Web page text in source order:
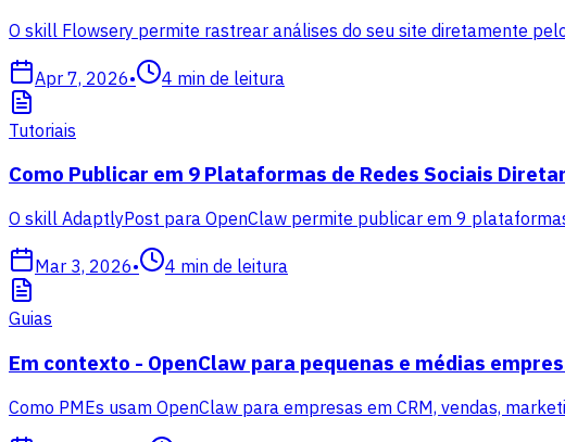
O skill Flowsery permite rastrear análises do seu site diretamente
Apr 7, 2026• 4 min de leitura
Tutoriais
Como Publicar em 9 Plataformas de Redes Sociais
O skill AdaptlyPost para OpenClaw permite publicar em 9
Mar 3, 2026• 4 min de leitura
Guias
Em contexto - OpenClaw para pequenas e médias
Como PMEs usam OpenClaw para empresas em CRM, vendas,